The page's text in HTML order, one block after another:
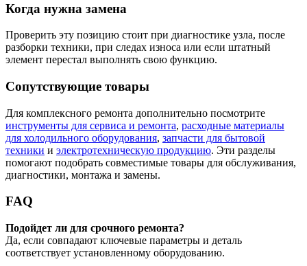
Когда нужна замена
Проверить эту позицию стоит при диагностике узла, после
разборки техники, при следах износа или если штатный
элемент перестал выполнять свою функцию.
Сопутствующие товары
Для комплексного ремонта дополнительно посмотрите
инструменты для сервиса и ремонта, расходные материалы
для холодильного оборудования, запчасти для бытовой
техники и электротехническую продукцию. Эти разделы
помогают подобрать совместимые товары для обслуживания,
диагностики, монтажа и замены.
FAQ
Подойдет ли для срочного ремонта?
Да, если совпадают ключевые параметры и деталь
соответствует установленному оборудованию.